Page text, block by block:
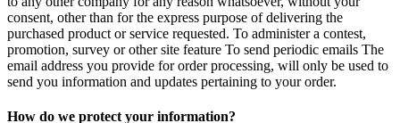
consent, other than for the express purpose of delivering the
purchased product or service requested. To administer a contest,
promotion, survey or other site feature To send periodic emails The
email address you provide for order processing, will only be used to
send you information and updates pertaining to your order.
How do we protect your information?